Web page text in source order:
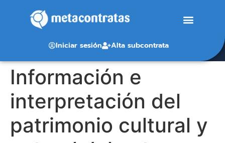
Iniciar sesión Alta subcontrata
Información e
interpretación del
patrimonio cultural y